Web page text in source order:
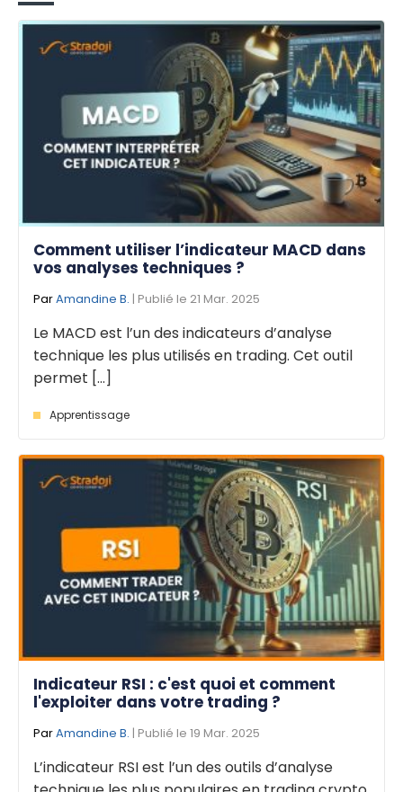
Comment utiliser l’indicateur MACD dans
vos analyses techniques ?
ParAmandine B. | Publié le 21 Mar. 2025
Le MACD est l’un des indicateurs d’analyse
technique les plus utilisés en trading. Cet outil
permet [...]
Apprentissage
Indicateur RSI : c'est quoi et comment
l'exploiter dans votre trading ?
ParAmandine B. | Publié le 19 Mar. 2025
L’indicateur RSI est l’un des outils d’analyse